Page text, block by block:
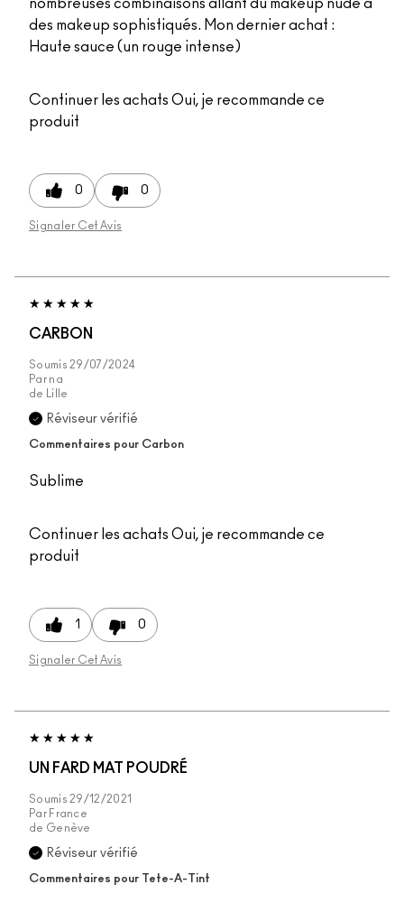
nombreuses combinaisons allant du makeup nude à
des makeup sophistiqués. Mon dernier achat :
Haute sauce (un rouge intense)
Continuer les achats Oui, je recommande ce
produit
0 0
Signaler Cet Avis
CARBON
Soumis 29/07/2024
Par na
de
Lille
Réviseur vérifié
Commentaires pour Carbon
Sublime
Continuer les achats Oui, je recommande ce
produit
1 0
Signaler Cet Avis
UN FARD MAT POUDRÉ
Soumis 29/12/2021
Par France
de Genève
Réviseur vérifié
Commentaires pour Tete-A-Tint